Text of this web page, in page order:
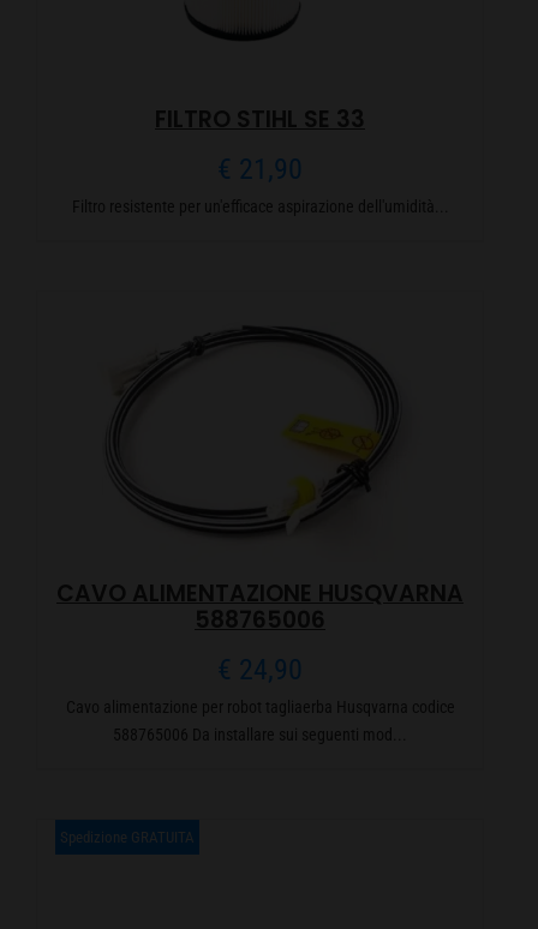
FILTRO STIHL SE 33
€ 21,90
Filtro resistente per un'efficace aspirazione dell'umidità...
CAVO ALIMENTAZIONE HUSQVARNA
588765006
€ 24,90
Cavo alimentazione per robot tagliaerba Husqvarna codice
588765006 Da installare sui seguenti mod...
Spedizione GRATUITA